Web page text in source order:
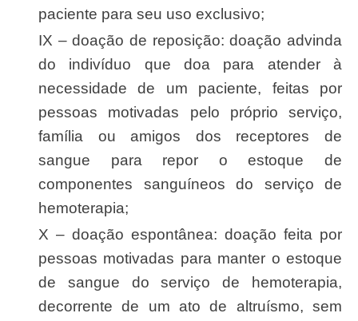
paciente para seu uso exclusivo;
IX – doação de reposição: doação advinda
do indivíduo que doa para atender à
necessidade de um paciente, feitas por
pessoas motivadas pelo próprio serviço,
família ou amigos dos receptores de
sangue para repor o estoque de
componentes sanguíneos do serviço de
hemoterapia;
X – doação espontânea: doação feita por
pessoas motivadas para manter o estoque
de sangue do serviço de hemoterapia,
decorrente de um ato de altruísmo, sem